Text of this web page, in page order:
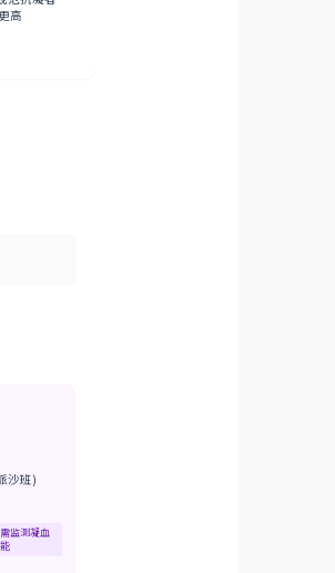
高
沙班)
监测凝血